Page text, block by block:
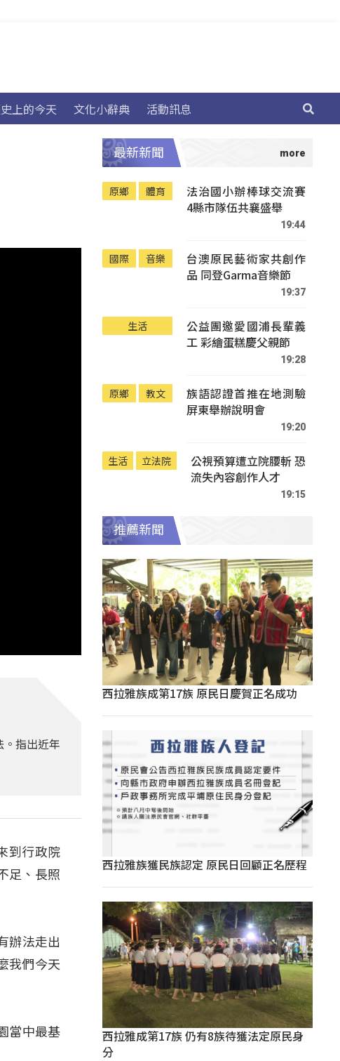
上的今天 文化小辭典 活動訊息
指出近年
到行政院
足、長照
辦法走出
我們今天
當中最基
最新新聞
原鄉 體育
法治國小辦棒球交流賽
4縣市隊伍共襄盛舉
19:44
國際 音樂
台澳原民藝術家共創作
品 同登Garma音樂節
19:37
生活
公益團邀愛國浦長輩義
工 彩繪蛋糕慶父親節
19:28
原鄉 教文
族語認證首推在地測驗
屏東舉辦說明會
19:20
生活 立法院
公視預算遭立院腰斬 恐
流失內容創作人才
19:15
推薦新聞
西拉雅族成第17族 原民日慶賀正名成功
西拉雅族獲民族認定 原民日回顧正名歷程
西拉雅成第17族 仍有8族待獲法定原民身
分